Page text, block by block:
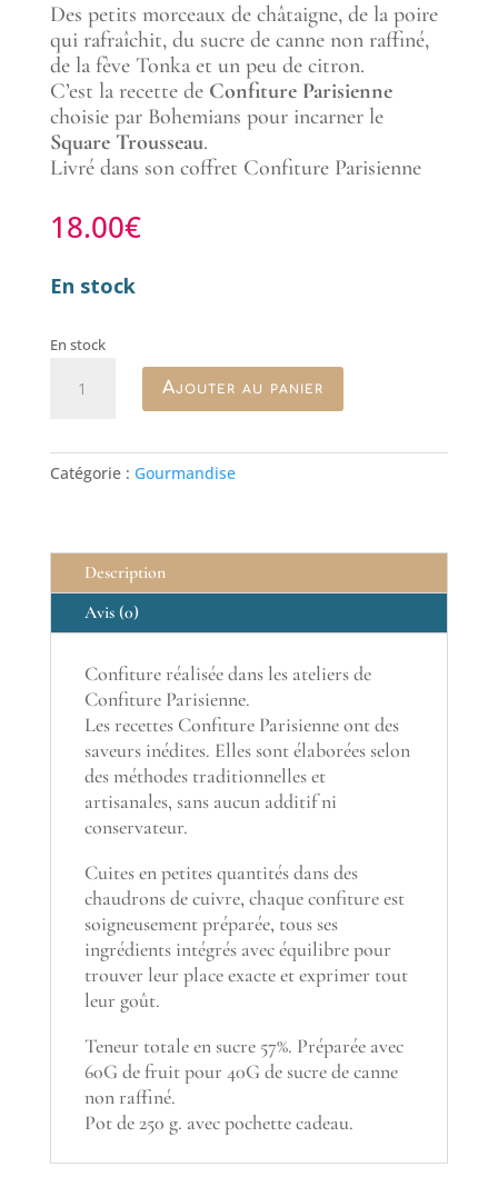
Des petits morceaux de châtaigne, de la poire
qui rafraîchit, du sucre de canne non raffiné,
de la fève Tonka et un peu de citron.
C’est la recette de Confiture Parisienne
choisie par Bohemians pour incarner le
Square Trousseau.
Livré dans son coffret Confiture Parisienne
18.00€
En stock
En stock
Trousseau
Ajouter au panier
Catégorie : Gourmandise
Description
Avis (0)
Confiture réalisée dans les ateliers de
Confiture Parisienne.
Les recettes Confiture Parisienne ont des
saveurs inédites. Elles sont élaborées selon
des méthodes traditionnelles et
artisanales, sans aucun additif ni
conservateur.
Cuites en petites quantités dans des
chaudrons de cuivre, chaque confiture est
soigneusement préparée, tous ses
ingrédients intégrés avec équilibre pour
trouver leur place exacte et exprimer tout
leur goût.
Teneur totale en sucre 57%. Préparée avec
60G de fruit pour 40G de sucre de canne
non raffiné.
Pot de 250 g. avec pochette cadeau.